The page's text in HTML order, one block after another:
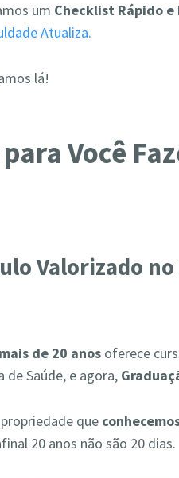
um Checklist Rápido
Atualiza.
lá!
Você
Valorizado
de 20 anos oferece
de Saúde, e agora,
que
20 anos não são 20 dias.